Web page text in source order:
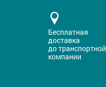
Бесплатная
доставка
до транспортной
компании